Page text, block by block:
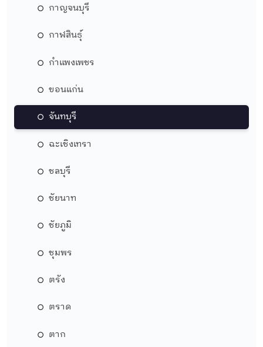
กาญจนบุรี
กาฬสินธุ์
กำแพงเพชร
ขอนแก่น
จันทบุรี
ฉะเชิงเทรา
ชลบุรี
ชัยนาท
ชัยภูมิ
ชุมพร
ตรัง
ตราด
ตาก